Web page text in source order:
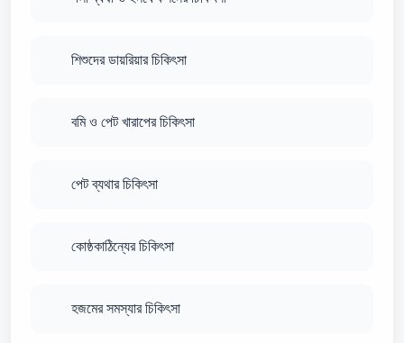
শিশুদের ডায়রিয়ার চিকিৎসা
বমি ও পেট খারাপের চিকিৎসা
পেট ব্যথার চিকিৎসা
কোষ্ঠকাঠিন্যের চিকিৎসা
হজমের সমস্যার চিকিৎসা